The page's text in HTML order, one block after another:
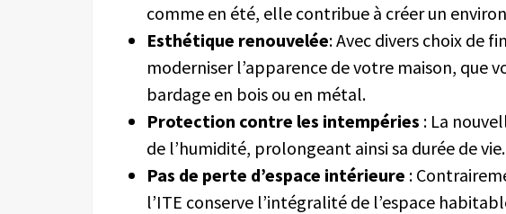
comme en été, elle contribue à créer un
Esthétique renouvelée: Avec divers choix de
moderniser l’apparence de votre maison, que
bardage en bois ou en métal.
Protection contre les intempéries : La
de l’humidité, prolongeant ainsi sa durée de vie.
Pas de perte d’espace intérieure :
l’ITE conserve l’intégralité de l’espace